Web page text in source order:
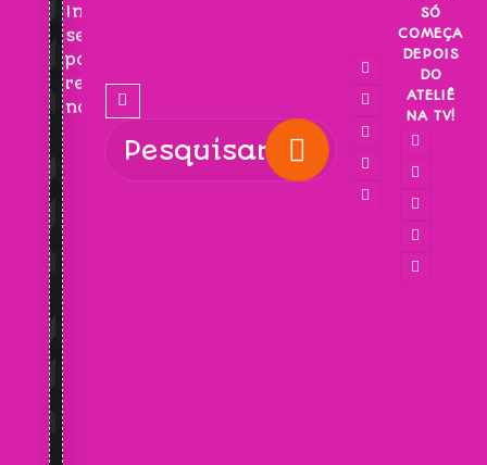
Inscreva-
se
para
receber
novidades!
SÓ
COMEÇA
DEPOIS
DO
ATELIÊ
NA TV!